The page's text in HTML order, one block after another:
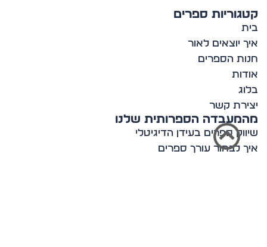
ספרים
יוצאים לאור
הספרים
קשר
הספרותית שלנו
ספרים בעידן הדיגיטלי
לבחור עורך ספרים